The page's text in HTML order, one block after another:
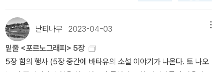
의 이야기 가운데 유난히 피학적인 예는 없으며, 특별히 화를 치밀게
한다든가 지독하다는 이유 때문에 선택한 것도 아니다. 실제로 이들
의 진술은 특별히 화를 치밀게 한다든가 지독한 사례가 아니다. 이것
들은 (-)학대받은 여성들에게 일어난 평균적인 사실에 불과하다.이러
한 여성들의 일인칭 술회는 포르노그래피 옹호자들이 <일화>라며 처
책을 읽어 볼 일이다.
황이 조금씩 나아졌지만 여성들의 현실에 근본적인 변화는 없었던 것
이다. 거기에다 끊임없는 백래시의 공격과 내부의 분열로 여성해방운
동가들은 지치고 거듭 불의한 현실, 한계를 체감했다.서른다섯의 오
클라호마대학교 법학 교수 애니타 힐은 백인으로만 구성된 상원 법사
보해 주세요. 업데이트 하겠습니다. 그리고 맘껏 땡스투 하셔도 됩니
다. 으하하하하하. 프롤로그 마거릿 애트우드 <시녀 이야기> 1장 20
세기 중반의 성별 분화 2장 인종, 반항, 반발로레인 한스베리 <태양
속의 건포도>시몬 드 보부아르 <제2의 성>오드리 로드 <자미>베티
프리단 <여성성의 신화> 3장 분노에 찬 세 목소리실비아 플라스 <에
난티나무 2023-04-03
밑줄 <포르노그래피> 5장
5장 힘의 행사 (5장 중간에 바타유의 소설 이야기가 나온다. 토 나오